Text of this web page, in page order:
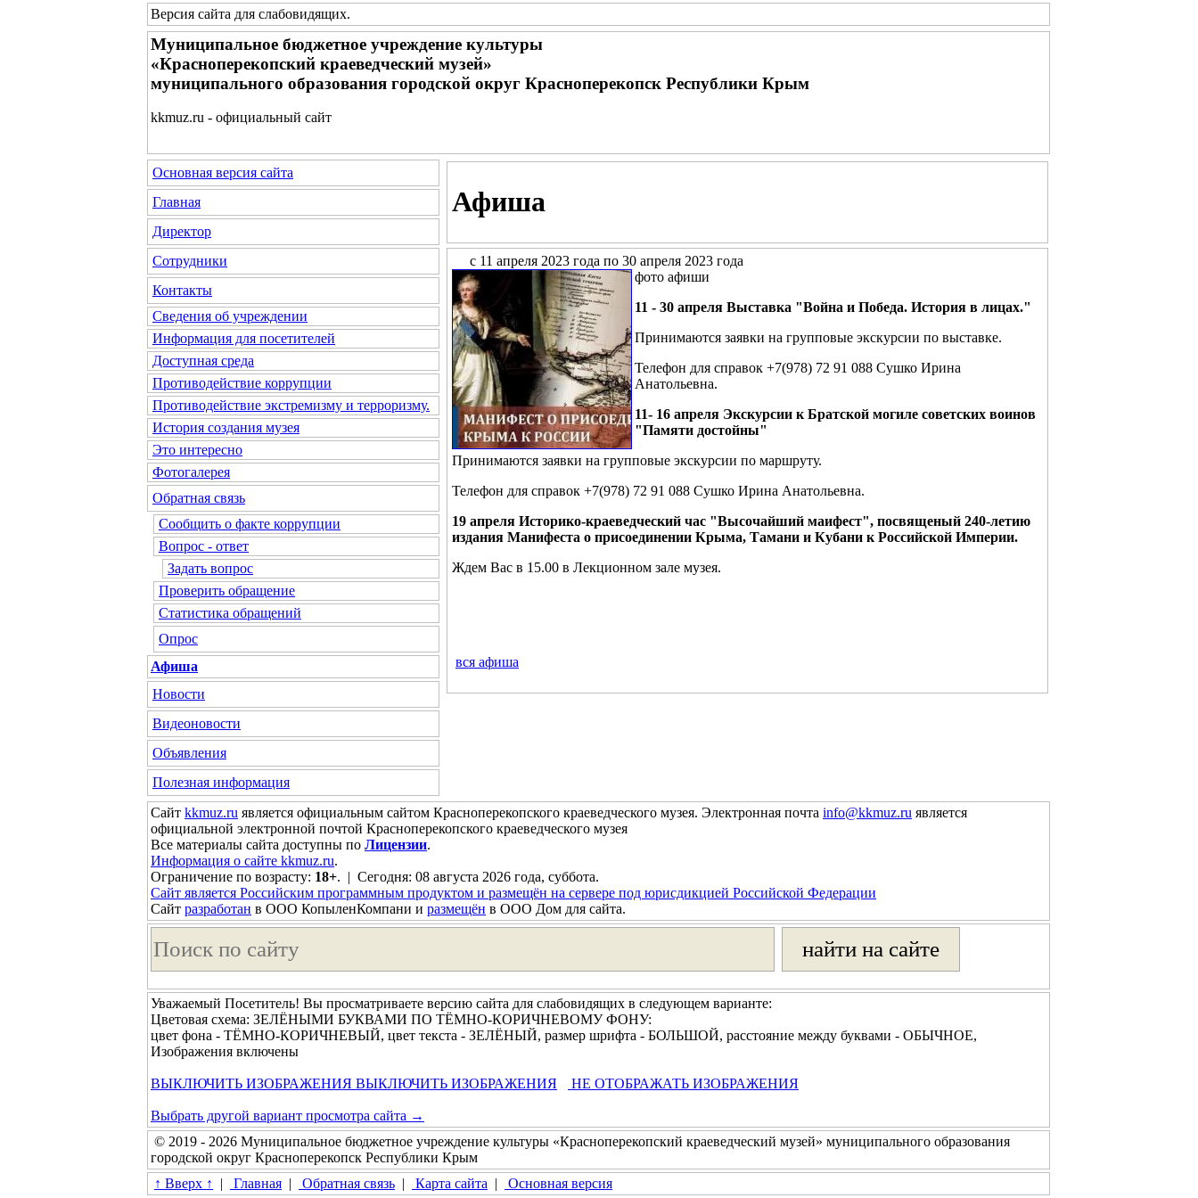
Версия сайта для слабовидящих.
Муниципальное бюджетное учреждение культуры
«Красноперекопский краеведческий музей»
муниципального образования городской округ Красноперекопск Республики Крым
kkmuz.ru - официальный сайт
Основная версия сайта
Главная
Директор
Сотрудники
Контакты
Сведения об учреждении
Информация для посетителей
Доступная среда
Противодействие коррупции
Противодействие экстремизму и терроризму.
История создания музея
Это интересно
Фотогалерея
Обратная связь
Сообщить о факте коррупции
Вопрос - ответ
Задать вопрос
Проверить обращение
Статистика обращений
Опрос
Афиша
Новости
Видеоновости
Объявления
Полезная информация
Афиша
с 11 апреля 2023 года по 30 апреля 2023 года
фото афиши
11 - 30 апреля Выставка "Война и Победа. История в лицах."
Принимаются заявки на групповые экскурсии по выставке.
Телефон для справок +7(978) 72 91 088 Сушко Ирина
Анатольевна.
11- 16 апреля Экскурсии к Братской могиле советских воинов
"Памяти достойны"
Принимаются заявки на групповые экскурсии по маршруту.
Телефон для справок +7(978) 72 91 088 Сушко Ирина Анатольевна.
19 апреля Историко-краеведческий час "Высочайший маифест", посвященый 240-летию
издания Манифеста о присоединении Крыма, Тамани и Кубани к Российской Империи.
Ждем Вас в 15.00 в Лекционном зале музея.
вся афиша
Сайт kkmuz.ru является официальным сайтом Красноперекопского краеведческого музея. Электронная почта info@kkmuz.ru является
официальной электронной почтой Красноперекопского краеведческого музея
Все материалы сайта доступны по Лицензии.
Информация о сайте kkmuz.ru.
Ограничение по возрасту: 18+. | Сегодня: 08 августа 2026 года, суббота.
Сайт является Российским программным продуктом и размещён на сервере под юрисдикцией Российской Федерации
Сайт разработан в ООО КопыленКомпани и размещён в ООО Дом для сайта.
Уважаемый Посетитель! Вы просматриваете версию сайта для слабовидящих в следующем варианте:
Цветовая схема: ЗЕЛЁНЫМИ БУКВАМИ ПО ТЁМНО-КОРИЧНЕВОМУ ФОНУ:
цвет фона - ТЁМНО-КОРИЧНЕВЫЙ, цвет текста - ЗЕЛЁНЫЙ, размер шрифта - БОЛЬШОЙ, расстояние между буквами - ОБЫЧНОЕ,
Изображения включены
ВЫКЛЮЧИТЬ ИЗОБРАЖЕНИЯ ВЫКЛЮЧИТЬ ИЗОБРАЖЕНИЯ НЕ ОТОБРАЖАТЬ ИЗОБРАЖЕНИЯ
Выбрать другой вариант просмотра сайта →
© 2019 - 2026 Муниципальное бюджетное учреждение культуры «Красноперекопский краеведческий музей» муниципального образования
городской округ Красноперекопск Республики Крым
↑ Вверх ↑
| Главная | Обратная связь | Карта сайта | Основная версия